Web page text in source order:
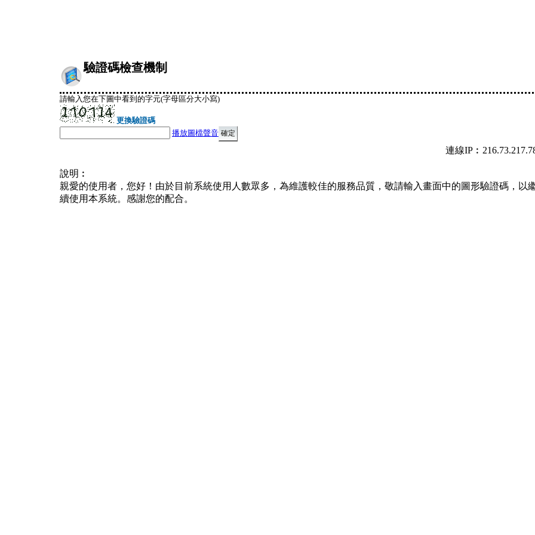
驗證碼檢查機制
請輸入您在下圖中看到的字元(字母區分大小寫)
更換驗證碼
播放圖檔聲音
連線
說明︰
親愛的使用者，您好！由於目前系統使用人數眾多，為維護較佳的服務品質，敬請輸入畫面中的圖形驗證碼，以
續使用本系統。感謝您的配合。